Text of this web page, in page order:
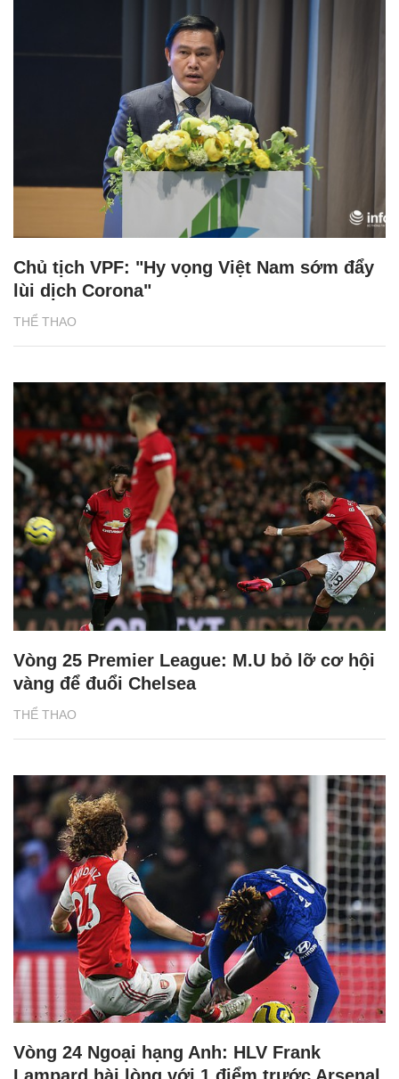
THỂ THAO
Chủ tịch VPF: "Hy vọng Việt Nam sớm đẩy
lùi dịch Corona"
THỂ THAO
Vòng 25 Premier League: M.U bỏ lỡ cơ hội
vàng để đuổi Chelsea
Vòng 24 Ngoại hạng Anh: HLV Frank